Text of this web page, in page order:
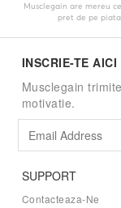
Musclegain are mereu
pret de pe
INSCRIE-TE AICI
Musclegain
motivatie.
SUPPORT
Contacteaza-Ne